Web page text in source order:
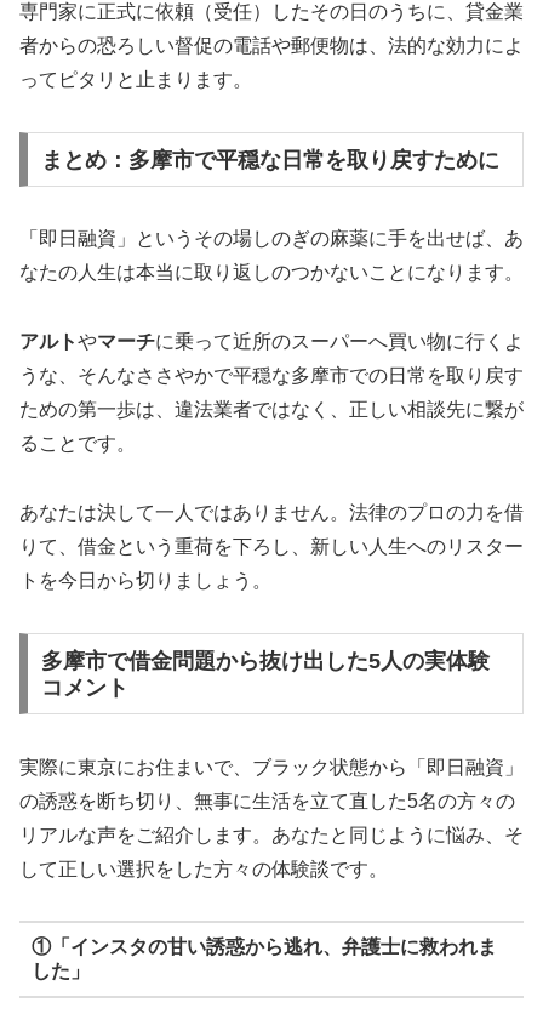
専門家に正式に依頼（受任）したその日のうちに、貸金業
者からの恐ろしい督促の電話や郵便物は、法的な効力によ
ってピタリと止まります。
まとめ：多摩市で平穏な日常を取り戻すために
「即日融資」というその場しのぎの麻薬に手を出せば、あ
なたの人生は本当に取り返しのつかないことになります。
アルトやマーチに乗って近所のスーパーへ買い物に行くよ
うな、そんなささやかで平穏な多摩市での日常を取り戻す
ための第一歩は、違法業者ではなく、正しい相談先に繋が
ることです。
あなたは決して一人ではありません。法律のプロの力を借
りて、借金という重荷を下ろし、新しい人生へのリスター
トを今日から切りましょう。
多摩市で借金問題から抜け出した5人の実体験
コメント
実際に東京にお住まいで、ブラック状態から「即日融資」
の誘惑を断ち切り、無事に生活を立て直した5名の方々の
リアルな声をご紹介します。あなたと同じように悩み、そ
して正しい選択をした方々の体験談です。
①「インスタの甘い誘惑から逃れ、弁護士に救われま
した」